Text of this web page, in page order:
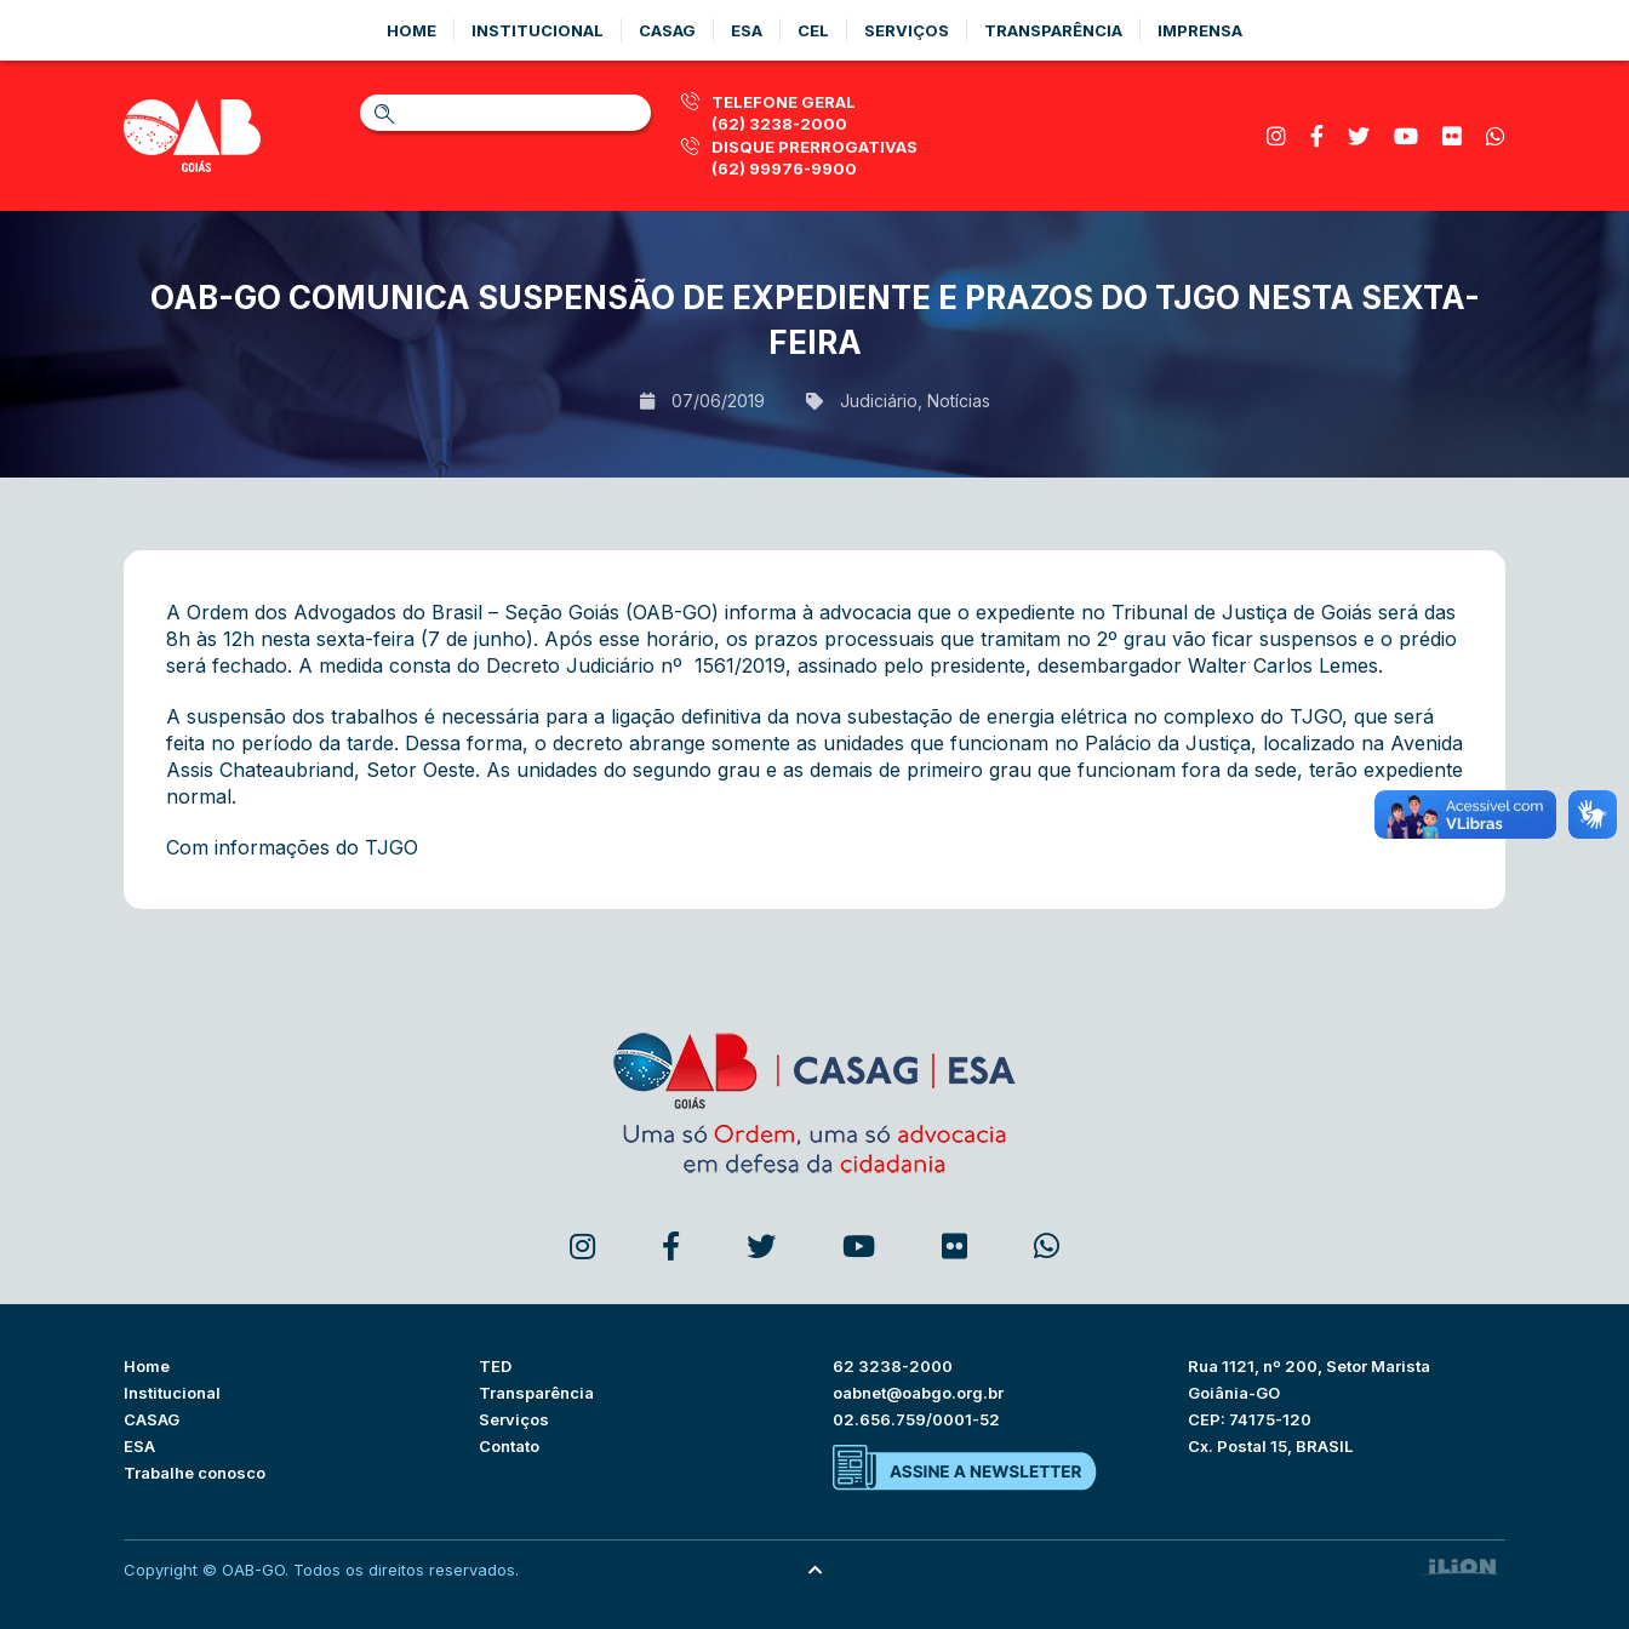
HOME INSTITUCIONAL CASAG ESA CEL SERVIÇOS TRANSPARÊNCIA IMPRENSA
TELEFONE GERAL
(62) 3238-2000
DISQUE PRERROGATIVAS
(62) 99976-9900
OAB-GO COMUNICA SUSPENSÃO DE EXPEDIENTE E PRAZOS DO TJGO NESTA SEXTA-
FEIRA
07/06/2019 Judiciário Notícias
A Ordem dos Advogados do Brasil – Seção Goiás (OAB-GO) informa à advocacia que o expediente no Tribunal de Justiça de Goiás será das
8h às 12h nesta sexta-feira (7 de junho). Após esse horário, os prazos processuais que tramitam no 2º grau vão ficar suspensos e o prédio
será fechado. A medida consta do Decreto Judiciário nº 1561/2019, assinado pelo presidente, desembargador Walter Carlos Lemes.
A suspensão dos trabalhos é necessária para a ligação definitiva da nova subestação de energia elétrica no complexo do TJGO, que será
feita no período da tarde. Dessa forma, o decreto abrange somente as unidades que funcionam no Palácio da Justiça, localizado na Avenida
Assis Chateaubriand, Setor Oeste. As unidades do segundo grau e as demais de primeiro grau que funcionam fora da sede, terão expediente
normal.
Com informações do TJGO
Home
Institucional
CASAG
ESA
Trabalhe conosco
TED
Transparência
Serviços
Contato
62 3238-2000
oabnet@oabgo.org.br
02.656.759/0001-52
Rua 1121, nº 200, Setor Marista
Goiânia-GO
CEP: 74175-120
Cx. Postal 15, BRASIL
Copyright © OAB-GO. Todos os direitos reservados.